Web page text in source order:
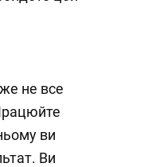
не все
ви
Ви